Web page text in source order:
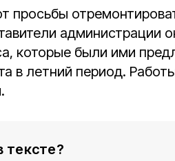
просьбы
администрации
которые были ими
в летний период.
тексте?